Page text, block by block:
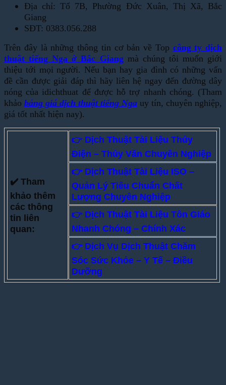
Địa chỉ: Tổ 7B, Phường Đức Xuân, Thị Xã, Bắc
Giang
SĐT: 0383.056.288
Trên đây là những thông tin cơ bản về Top công ty dịch
thuật tiếng Nga ở Bắc Giangmà chúng tôi muốn giới
thiệu tới mọi người. Nếu bạn hay gia đình có những vấn
đề cần được giải đáp thì hãy liên hệ ngay đến đường dây
nóng của idichthuat để được hỗ trợ nhanh chóng. (Tham
khảo bảng giá dịch thuật tiếng Nga uy tín, chuyên nghiệp,
giá tốt nhất hiện nay).
✔️ Tham
khảo thêm
các thông
tin liên
quan:
👉 Dịch Thuật Tài Liệu Thủy
Điện – Thủy Văn Chuyên Nghiệp
👉 Dịch Thuật Tài Liệu ISO –
Quản Lý Tiêu Chuẩn Chất
Lượng Chuyên Nghiệp
👉 Dịch Thuật Tài Liệu Tôn Giáo
Nhanh Chóng – Chính Xác
👉 Dịch Vụ Dịch Thuật Chăm
Sóc Sức Khỏe – Y Tế – Điều
Dưỡng